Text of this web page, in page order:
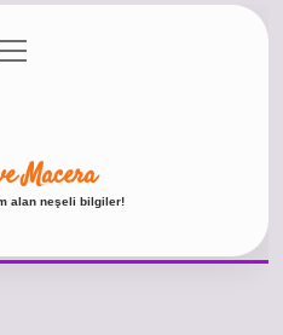
Macera
alan neşeli bilgiler!